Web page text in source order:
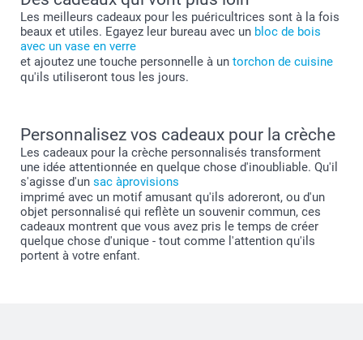
Les meilleurs cadeaux pour les puéricultrices sont à la fois
beaux et utiles. Egayez leur bureau avec un bloc de bois
avec un vase en verre
et ajoutez une touche personnelle à un torchon de cuisine
qu'ils utiliseront tous les jours.
Personnalisez vos cadeaux pour la crèche
Les cadeaux pour la crèche personnalisés transforment
une idée attentionnée en quelque chose d'inoubliable. Qu'il
s'agisse d'un sac àprovisions
imprimé avec un motif amusant qu'ils adoreront, ou d'un
objet personnalisé qui reflète un souvenir commun, ces
cadeaux montrent que vous avez pris le temps de créer
quelque chose d'unique - tout comme l'attention qu'ils
portent à votre enfant.